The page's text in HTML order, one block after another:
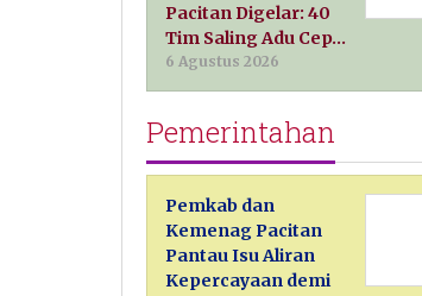
Pacitan Digelar: 40
Tim Saling Adu Cep…
6 Agustus 2026
Pemerintahan
Pemkab dan
Kemenag Pacitan
Pantau Isu Aliran
Kepercayaan demi